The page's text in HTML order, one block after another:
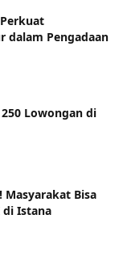
dalam Pengadaan
Lowongan di
Masyarakat Bisa
di Istana